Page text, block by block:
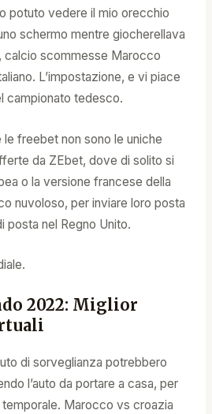
potuto vedere il mio orecchio
schermo mentre giocherellava
calcio scommesse Marocco
L’impostazione, e vi piace
campionato tedesco.
freebet non sono le uniche
da ZEbet, dove di solito si
o la versione francese della
nuvoloso, per inviare loro posta
posta nel Regno Unito.
2022: Miglior
di sorveglianza potrebbero
l’auto da portare a casa, per
Marocco vs croazia